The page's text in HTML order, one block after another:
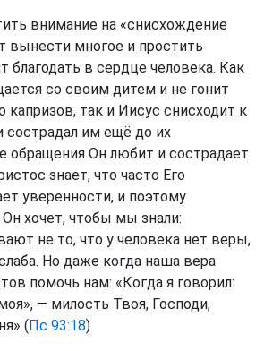
внимание на «снисхождение
вынести многое и простить
благодать в сердце человека. Как
со своим дитем и не гонит
капризов, так и Иисус снисходит к
им ещё до их
обращения Он любит и сострадает
знает, что часто Его
уверенности, и поэтому
хочет, чтобы мы знали:
не то, что у человека нет веры,
Но даже когда наша вера
помочь нам: «Когда я говорил:
— милость Твоя, Господи,
(Пс 93:18).